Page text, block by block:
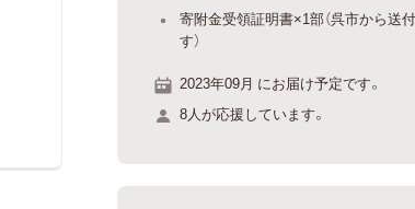
寄附金受領証明書×1部（呉市から送
す）
2023年09月 にお届け予定です。
8人が応援しています。